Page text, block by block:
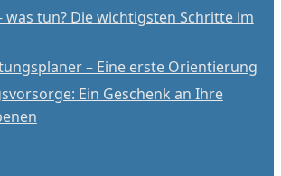
was tun? Die wichtigsten Schritte im
– Eine erste Orientierung
Ein Geschenk an Ihre